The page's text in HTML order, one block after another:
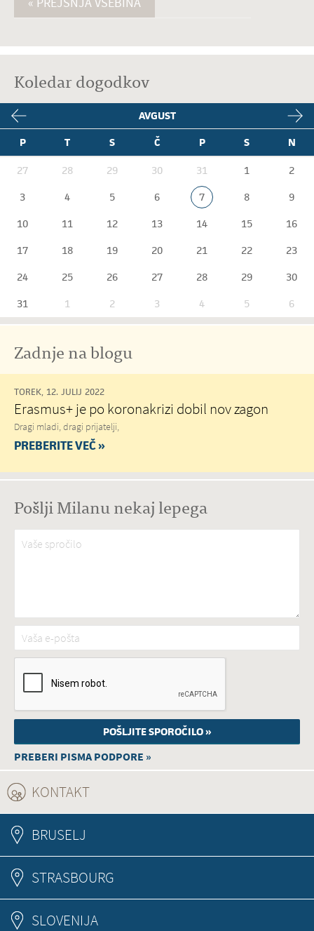
Koledar dogodkov
AVGUST
P
T S Č P S N
27 28 29 30 31 1
2
3
4 5 6 7 8
9
10
11 12 13 14 15
16
17
18 19 20 21 22
23
24
25 26 27 28 29
30
31
1 2 3 4 5 6
Zadnje na blogu
TOREK, 12. JULIJ 2022
Erasmus+ je po koronakrizi dobil nov zagon
Dragi mladi, dragi prijatelji,
PREBERITE VEČ »
Pošlji Milanu nekaj lepega
Vaše spročilo*
Vaša e-pošta*
PREBERI PISMA PODPORE »
KONTAKT
BRUSELJ
STRASBOURG
SLOVENIJA